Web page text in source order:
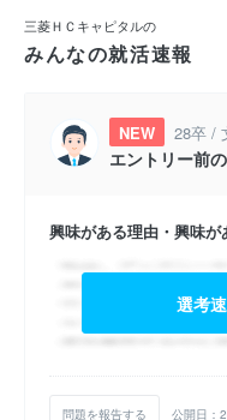
三菱ＨＣキャピタルの
みんなの就活速報
NEW 28卒 /
エントリー前
興味がある理由・興味
選考
問題を報告する 公開日：